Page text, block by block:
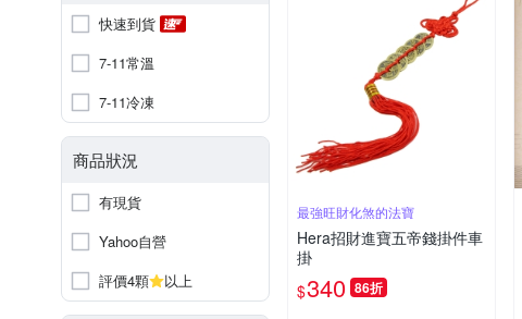
快速到貨
7-11常溫
7-11冷凍
商品狀況
有現貨
Yahoo自營
評價4顆
以上
最強旺財化煞的法寶
Hera招財進寶五帝錢掛件車
掛
$340 86折